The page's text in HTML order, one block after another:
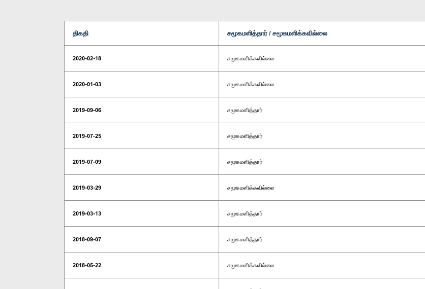
திகதி சமூகமளித்தார் / சமூகமளிக்கவில்லை
2020-02-18 சமூகமளிக்கவில்லை
2020-01-03 சமூகமளிக்கவில்லை
2019-09-06 சமூகமளித்தார்
2019-07-25 சமூகமளித்தார்
2019-07-09 சமூகமளித்தார்
2019-03-29 சமூகமளிக்கவில்லை
2019-03-13 சமூகமளித்தார்
2018-09-07 சமூகமளித்தார்
2018-05-22 சமூகமளிக்கவில்லை